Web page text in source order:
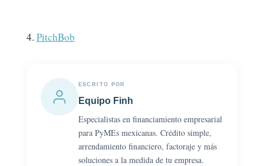
4. PitchBob
ESCRITO POR
Equipo Finh
Especialistas en financiamiento empresarial
para PyMEs mexicanas. Crédito simple,
arrendamiento financiero, factoraje y más
soluciones a la medida de tu empresa.